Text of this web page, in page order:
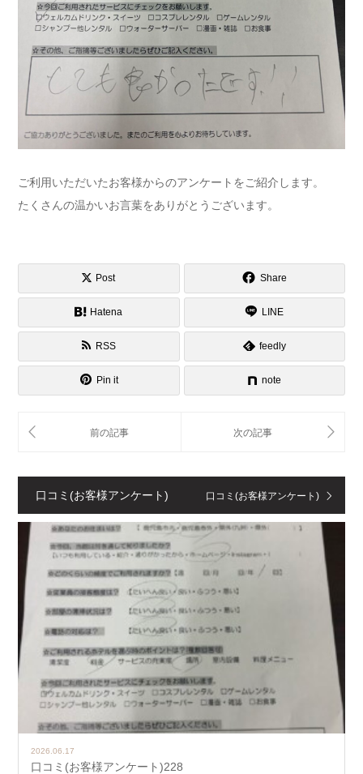
ご利用いただいたお客様からのアンケートをご紹介します。
たくさんの温かいお言葉をありがとうございます。
Post Share
Hatena LINE
RSS feedly
Pin it note
口コミ(お客様アンケート) 口コミ(お客様アンケート)
2026.06.17
口コミ(お客様アンケート)228